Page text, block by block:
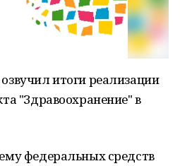
итоги реализации
"Здравоохранение" в
федеральных средств